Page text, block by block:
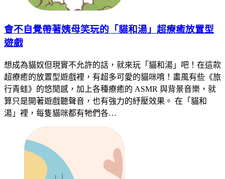
會不自覺帶著姨母笑玩的「貓和湯」超療癒放置型
遊戲
想成為貓奴但現實不允許的話，就來玩「貓和湯」吧！在這款
超療癒的放置型遊戲裡，有超多可愛的貓咪唷！畫風有些《旅
行青蛙》的悠閒感，加上各種療癒的 ASMR 與背景音樂，就
算只是開著遊戲聽聲音，也有強力的紓壓效果。 在「貓和
湯」裡，每隻貓咪都有牠們各…